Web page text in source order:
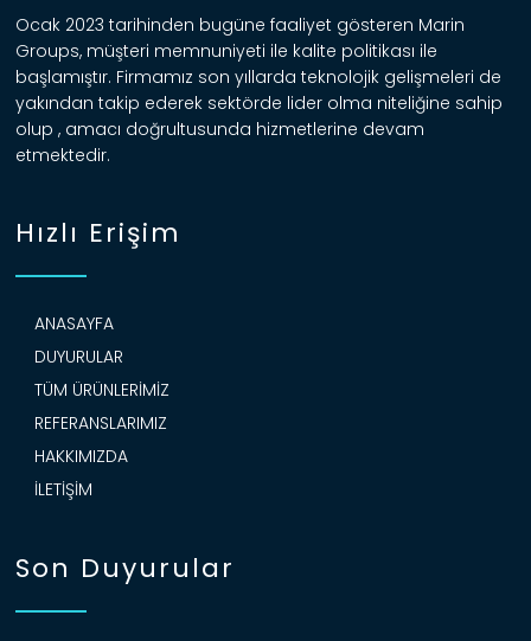
Ocak 2023 tarihinden bugüne faaliyet gösteren Marin
Groups, müşteri memnuniyeti ile kalite politikası ile
başlamıştır. Firmamız son yıllarda teknolojik gelişmeleri de
yakından takip ederek sektörde lider olma niteliğine sahip
olup , amacı doğrultusunda hizmetlerine devam
etmektedir.
Hızlı Erişim
ANASAYFA
DUYURULAR
TÜM ÜRÜNLERIMIZ
REFERANSLARIMIZ
HAKKIMIZDA
İLETIŞIM
Son Duyurular